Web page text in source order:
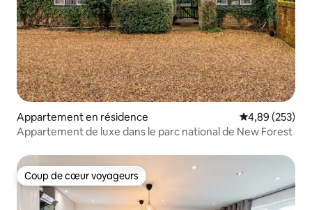
Appartement en résidence Évaluation
4,89 (253)
Appartement de luxe dans le parc national de New Forest
Coup de cœur voyageurs
Coup de cœur voyageurs